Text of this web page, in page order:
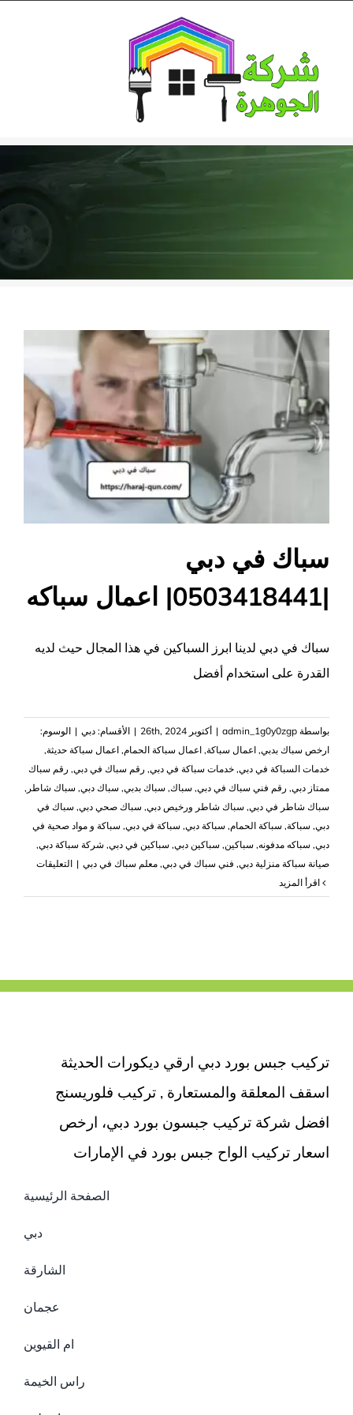
content
سباك في دبي
|0503418441| اعمال سباكه
سباك في دبي لدينا ابرز السباكين في هذا المجال حيث لديه
القدرة على استخدام أفضل
بواسطة admin_1g0y0zgp
| أكتوبر 26th, 2024 | الأقسام: دبي | الوسوم:
ارخص سباك بدبي, اعمال سباكة, اعمال سباكة الحمام, اعمال سباكة حديثة,
خدمات السباكة في دبي, خدمات سباكة في دبي, رقم سباك في دبي, رقم سباك
ممتاز دبي, رقم فني سباك في دبي, سباك, سباك بدبي, سباك دبي, سباك شاطر ,
سباك شاطر في دبي, سباك شاطر ورخيص دبي, سباك صحي دبي, سباك في
دبي, سباكة, سباكة الحمام, سباكة دبي, سباكة في دبي, سباكة و مواد صحية في
دبي, سباكه مدفونه, سباكين, سباكين دبي, سباكين في دبي, شركة سباكة دبي,
صيانة سباكة منزلية دبي, فني سباك في دبي, معلم سباك في دبي | التعليقاتعلى
في
مغلقة
تركيب جبس بورد دبي ارقي ديكورات الحديثة
اسقف المعلقة والمستعارة , تركيب فلوريسنج
افضل شركة تركيب جبسون بورد دبي، ارخص
اسعار تركيب الواح جبس بورد في الإمارات
الصفحة الرئيسية
دبي
الشارقة
عجمان
ام القيوين
راس الخيمة